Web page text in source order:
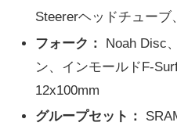
Steererヘッドチューブ
フォーク：
Noah Disc
ン、インモールドF-
12x100mm
グループセット：